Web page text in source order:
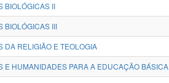
BIOLÓGICAS II
BIOLÓGICAS III
DA RELIGIÃO E TEOLOGIA
E HUMANIDADES PARA A EDUCAÇÃO BÁSICA